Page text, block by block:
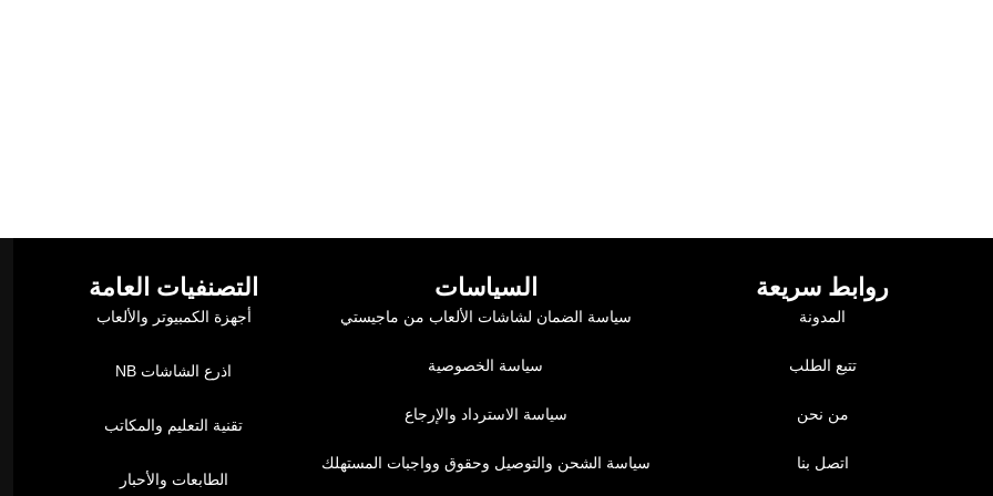
روابط سريعة
المدونة
تتبع الطلب
من نحن
اتصل بنا
السياسات
سياسة الضمان لشاشات الألعاب من ماجيستي
سياسة الخصوصية
سياسة الاسترداد والإرجاع
سياسة الشحن والتوصيل وحقوق وواجبات المستهلك
التصنفيات العامة
أجهزة الكمبيوتر والألعاب
اذرع الشاشات NB
تقنية التعليم والمكاتب
الطابعات والأحبار